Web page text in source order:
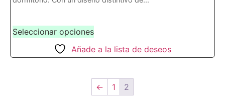
Seleccionar opciones
Añade a la lista de deseos
← 1 2